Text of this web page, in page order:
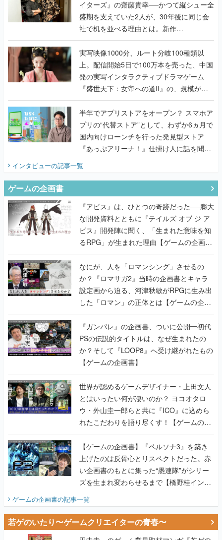
イターズ』の齋藤貴幸──かつて縦シュー全
盛期を支えていた2人が、30年後に同じ会
社で机を並べる理由とは。新作
『TATSUJIN EXTREME』で初タッグを組
んだレジェンド2人に訊く開発秘話
実写映像1000分、ルート分岐100種類以
上。配信開始5日で100万本を売った、中国
発の実写インタラクティブドラマゲーム
『盛世天下：女帝への道II』の、規模が違
うこだわりをプロデューサーに聞いた
半年でアプリストアをオープン？ スマホア
プリの“代替ストア”として、わずか6ヵ月で
国内向けローンチを行った発見型ストア
『あっぷアリーナ！』仕掛け人に話を聞い
インタビューの記事一覧
ゲームの企画書
『アビス』は、ひとつの奇跡だった──膨大
な開発資料とともに『テイルズ オブ ジ ア
ビス』開発陣に聞く、「生まれた意味を知
るRPG」が生まれた理由【ゲームの企画
書】
なにが、人を「ロマンシング」させるの
か？『ロマサガ2』当時の企画書とキャラ
設定画から迫る、河津秋敏がRPGに生み出
した「ロマン」の正体とは【ゲームの企画
書】
『ガンパレ』の企画書、ついに公開━初代
PSの伝説的タイトルは、なぜ生まれたの
か？そして『LOOP8』へ受け継がれたもの
【ゲームの企画書】
世界が認めるゲームデザイナー・上田文人
とはいったい何が凄いのか？ ヨコオタロ
ウ・外山圭一郎らと共に『ICO』に込めら
れたこだわりを語り尽くす！【ゲームの企
画書】
【ゲームの企画書】『ペルソナ3』を築き
上げたのは反骨心とリスペクトだった。赤
い企画書のもとに集った“愚連隊”がシリー
ズを生まれ変わらせるまで【橋野桂インタ
ゲームの企画書の記事一覧
若ゲのいたり〜ゲームクリエイターの青春〜